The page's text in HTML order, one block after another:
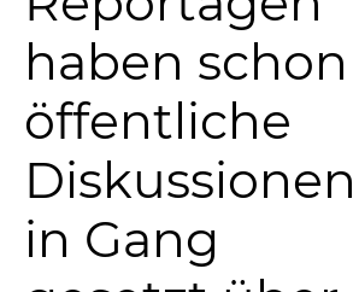
haben schon
öffentliche
Diskussionen
in Gang